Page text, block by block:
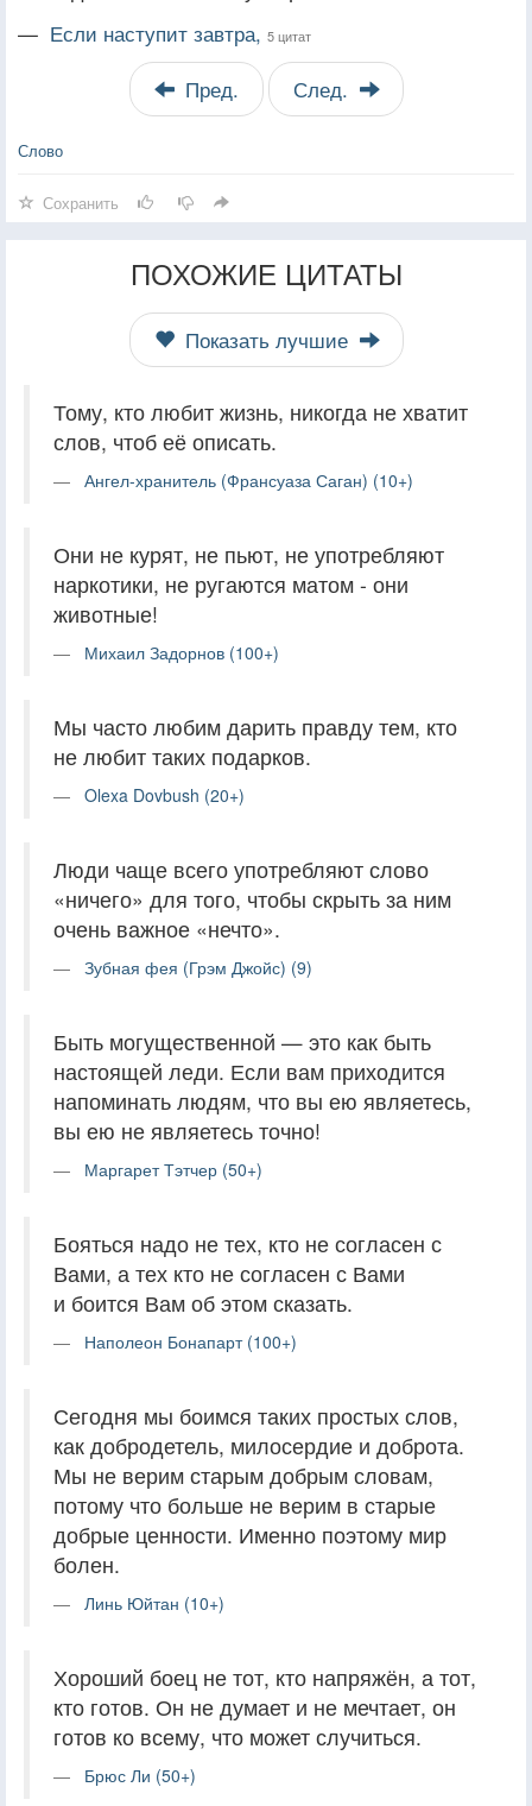
— Если наступит завтра, 5 цитат
Пред. След.
Слово
Сохранить
ПОХОЖИЕ ЦИТАТЫ
Показать лучшие
Тому, кто любит жизнь, никогда не хватит
слов, чтоб её описать.
Ангел-хранитель (Франсуаза Саган) (10+)
Они не курят, не пьют, не употребляют
наркотики, не ругаются матом - они
животные!
Михаил Задорнов (100+)
Мы часто любим дарить правду тем, кто
не любит таких подарков.
Olexa Dovbush (20+)
Люди чаще всего употребляют слово
«ничего» для того, чтобы скрыть за ним
очень важное «нечто».
Зубная фея (Грэм Джойс) (9)
Быть могущественной — это как быть
настоящей леди. Если вам приходится
напоминать людям, что вы ею являетесь,
вы ею не являетесь точно!
Маргарет Тэтчер (50+)
Бояться надо не тех, кто не согласен с
Вами, а тех кто не согласен с Вами
и боится Вам об этом сказать.
Наполеон Бонапарт (100+)
Сегодня мы боимся таких простых слов,
как добродетель, милосердие и доброта.
Мы не верим старым добрым словам,
потому что больше не верим в старые
добрые ценности. Именно поэтому мир
болен.
Линь Юйтан (10+)
Хороший боец не тот, кто напряжён, а тот,
кто готов. Он не думает и не мечтает, он
готов ко всему, что может случиться.
Брюс Ли (50+)